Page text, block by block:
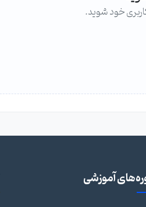
خود شوید.
آموزشی